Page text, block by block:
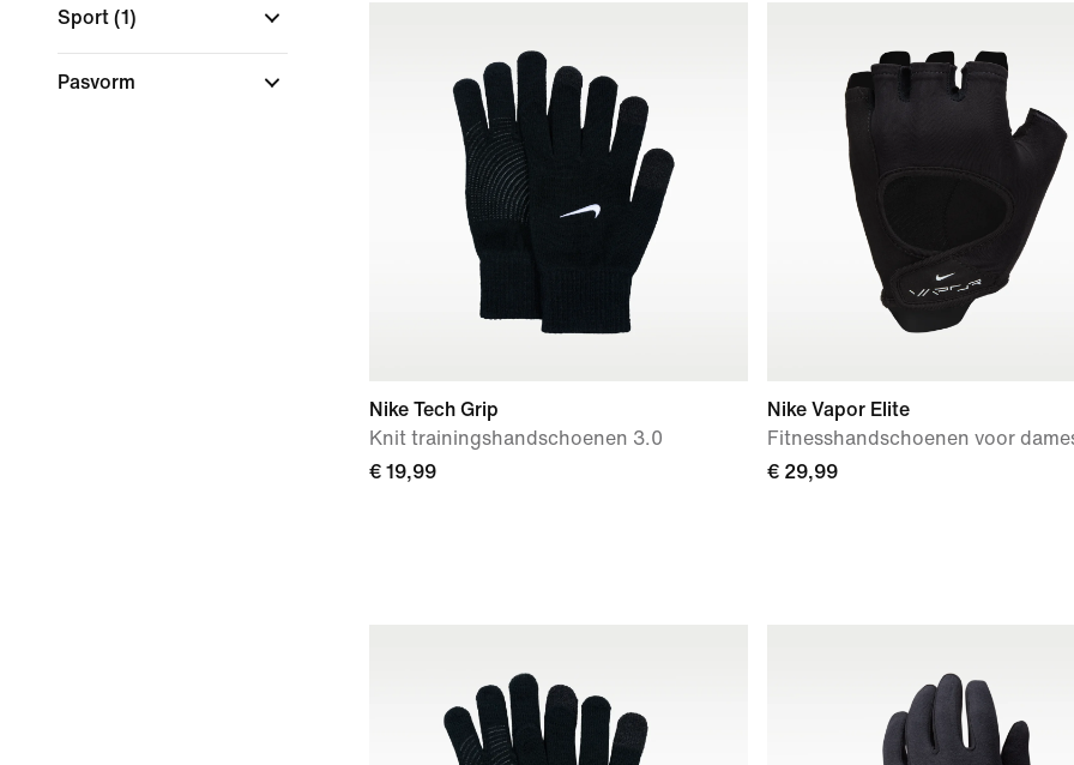
Sport (1)
Pasvorm
Nike Tech Grip
Knit trainingshandschoenen 3.0
€ 19,99
Nike Vapor Elite
Fitnesshandschoenen voor
€ 29,99